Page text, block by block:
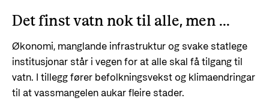
Det finst vatn nok til alle, men ...
Økonomi, manglande infrastruktur og svake statlege
institusjonar står i vegen for at alle skal få tilgang til
vatn. I tillegg fører befolkningsvekst og klimaendringar
til at vassmangelen aukar fleire stader.